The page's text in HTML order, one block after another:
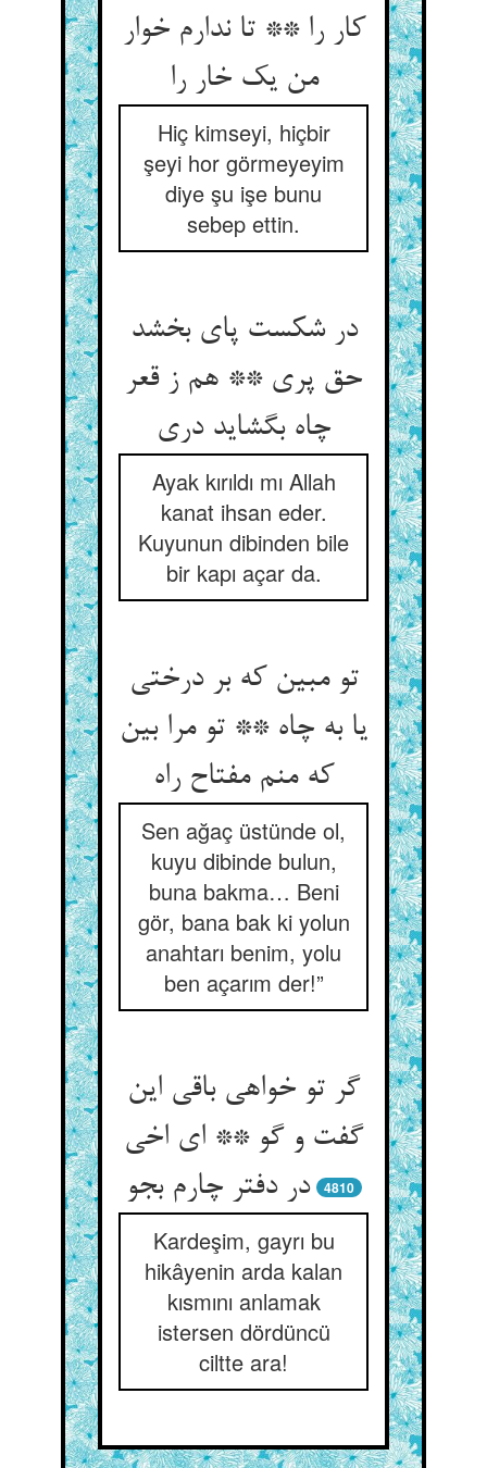
کار را ** تا ندارم خوار
من یک خار را
Hiç kimseyi, hiçbir
şeyi hor görmeyeyim
diye şu işe bunu
sebep ettin.
در شکست پای بخشد
حق پری ** هم ز قعر
چاه بگشاید دری
Ayak kırıldı mı Allah
kanat ihsan eder.
Kuyunun dibinden bile
bir kapı açar da.
تو مبین که بر درختی
یا به چاه ** تو مرا بین
که منم مفتاح راه
Sen ağaç üstünde ol,
kuyu dibinde bulun,
buna bakma… Beni
gör, bana bak ki yolun
anahtarı benim, yolu
ben açarım der!”
گر تو خواهی باقی این
گفت و گو ** ای اخی
در دفتر چارم بجو
4810
Kardeşim, gayrı bu
hikâyenin arda kalan
kısmını anlamak
istersen dördüncü
ciltte ara!